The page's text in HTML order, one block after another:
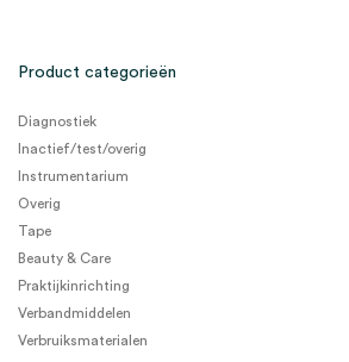
Product categorieën
Diagnostiek
Inactief/test/overig
Instrumentarium
Overig
Tape
Beauty & Care
Praktijkinrichting
Verbandmiddelen
Verbruiksmaterialen